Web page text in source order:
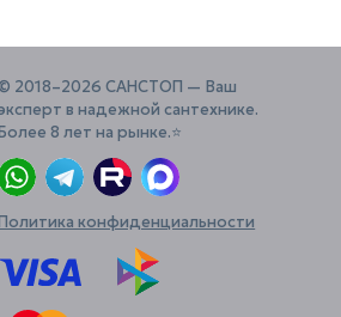
2018–2026 САНСТОП — Ваш
в надежной сантехнике.
8 лет на рынке.⭐️
конфиденциальности